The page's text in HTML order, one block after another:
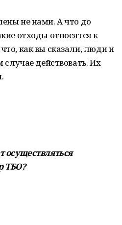
не нами. А что до
отходы относятся к
как вы сказали, люди и
случае действовать. Их
осуществляться
ТБО?